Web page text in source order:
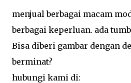
menjual berbagai macam
berbagai keperluan. ada
Bisa diberi gambar dengan
berminat?
hubungi kami di: